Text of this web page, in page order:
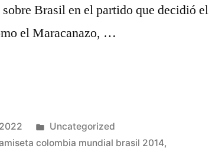
Brasil en el partido que decidió el
el Maracanazo, …
Publicado
en
Uncategorized
colombia mundial brasil 2014,